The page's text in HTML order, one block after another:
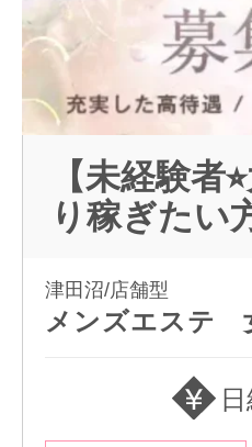
【未経験者
り稼ぎたい
津田沼/店舗型
メンズエステ